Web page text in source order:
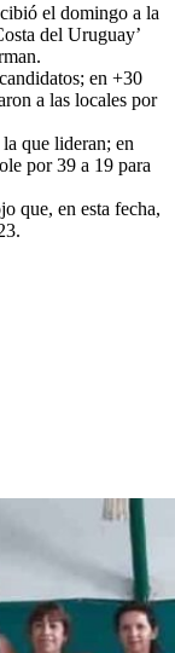
el domingo a la
del Uruguay’
en +30
a las locales por
que lideran; en
por 39 a 19 para
que, en esta fecha,